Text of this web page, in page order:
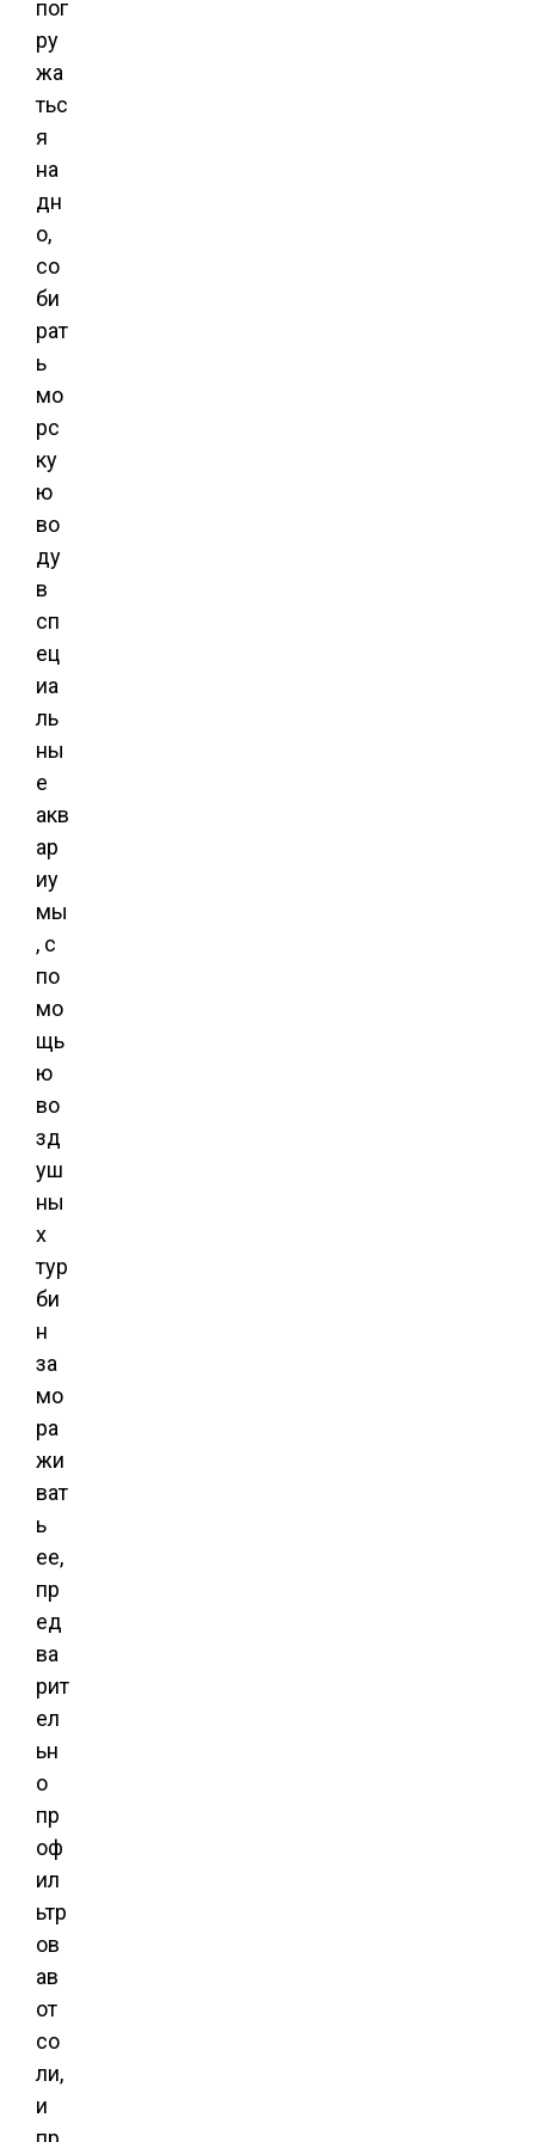
пог
ру
жа
тьс
я
на
дн
о,
со
би
рат
ь
мо
рс
ку
ю
во
ду
в
сп
ец
иа
ль
ны
е
акв
ар
иу
мы
, с
по
мо
щь
ю
во
зд
уш
ны
х
тур
би
н
за
мо
ра
жи
ват
ь
ее,
пр
ед
ва
рит
ел
ьн
о
пр
оф
ил
ьтр
ов
ав
от
со
ли,
и